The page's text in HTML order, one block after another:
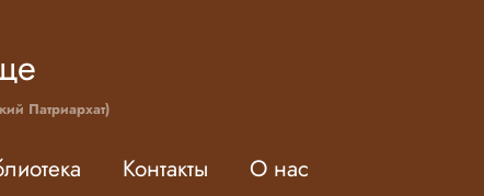
Патриархат)
Контакты О нас